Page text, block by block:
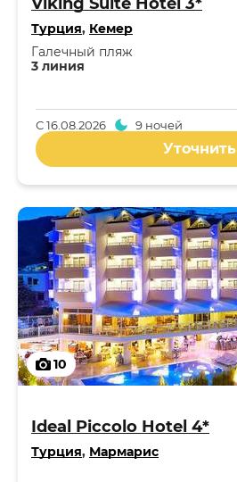
Турция, Кемер
3 линия
Галечный пляж
С16.08.2026 9 ночей
Уточнить
10
Ideal Piccolo Hotel 4*
Турция, Мармарис